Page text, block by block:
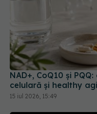
NAD+, CoQ10 și
celulară și healthy
15 iul 2026, 15:49